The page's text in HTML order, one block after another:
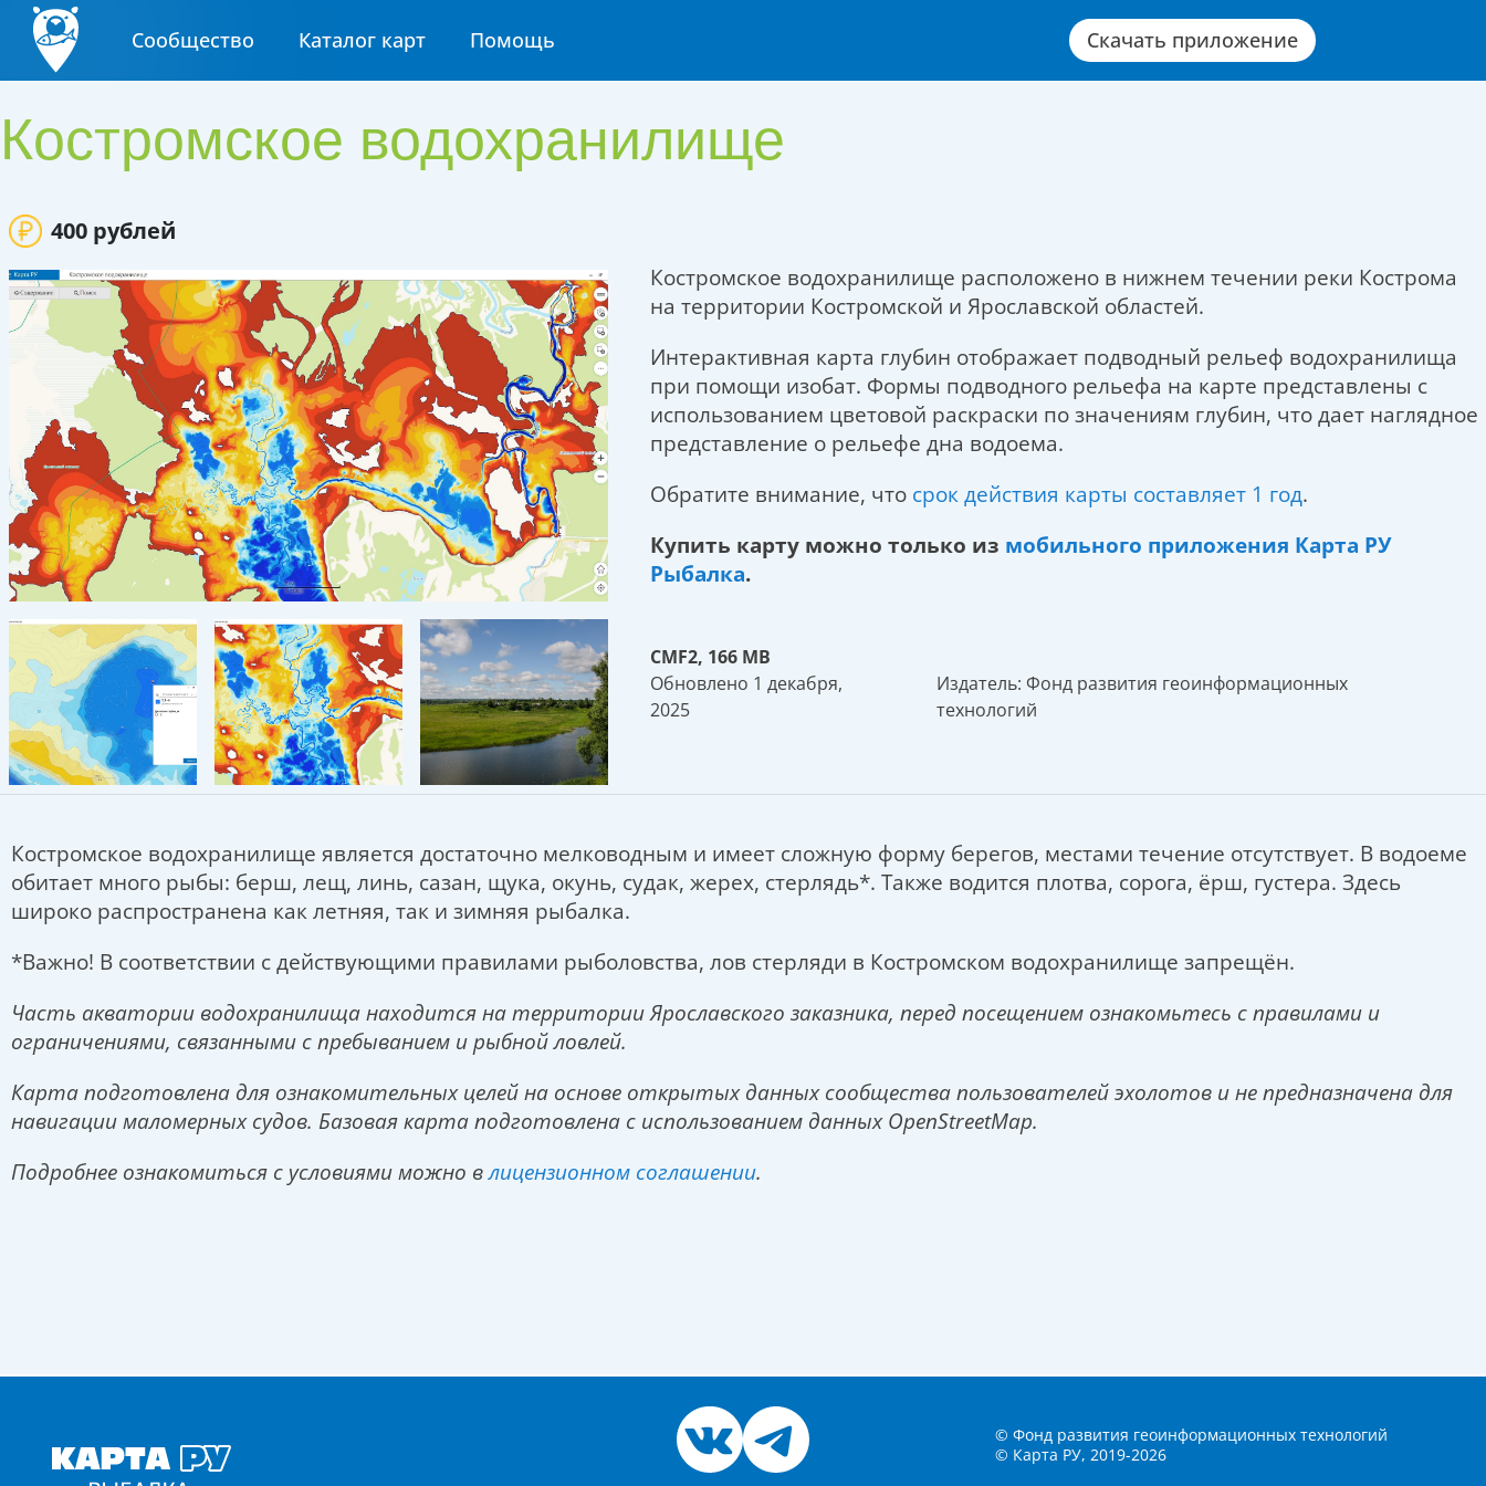
Сообщество Каталог карт Помощь Скачать приложение
Костромское водохранилище
400 рублей
Костромское водохранилище расположено в нижнем течении реки Кострома
на территории Костромской и Ярославской областей.
Интерактивная карта глубин отображает подводный рельеф водохранилища
при помощи изобат. Формы подводного рельефа на карте представлены с
использованием цветовой раскраски по значениям глубин, что дает наглядное
представление о рельефе дна водоема.
Обратите внимание, что срок действия карты составляет 1 год.
Купить карту можно только из мобильного приложения Карта РУ
Рыбалка.
CMF2, 166 MB
Обновлено 1 декабря,
2025
Издатель: Фонд развития геоинформационных
технологий
Костромское водохранилище является достаточно мелководным и имеет сложную форму берегов, местами течение отсутствует. В водоеме
обитает много рыбы: берш, лещ, линь, сазан, щука, окунь, судак, жерех, стерлядь*. Также водится плотва, сорога, ёрш, густера. Здесь
широко распространена как летняя, так и зимняя рыбалка.
*Важно! В соответствии с действующими правилами рыболовства, лов стерляди в Костромском водохранилище запрещён.
Часть акватории водохранилища находится на территории Ярославского заказника, перед посещением ознакомьтесь с правилами и
ограничениями, связанными с пребыванием и рыбной ловлей.
Карта подготовлена для ознакомительных целей на основе открытых данных сообщества пользователей эхолотов и не предназначена для
навигации маломерных судов. Базовая карта подготовлена с использованием данных OpenStreetMap.
Подробнее ознакомиться с условиями можно влицензионном соглашении.
© Фонд развития геоинформационных технологий
© Карта РУ, 2019-2026